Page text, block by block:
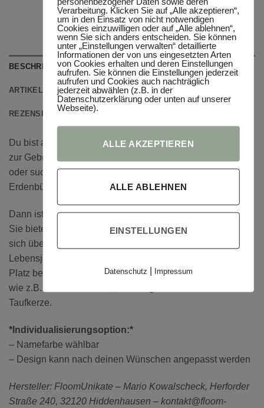
BESCHREIBUNG
ARTIKELINFORMATIONEN
REZENSIONEN (0)
Du bist auf der Suche nach einen einzigartigen Geschenk
zur Geburt
oder suchst ein schöne Erinnerungskiste für einen kleinen
Erdenbürger?
Dann ist diese Kiste aus Fichtenholz genau das Richtige!
Sie bietet Platz für ganz besondere Erinnerungsstücke, die
sich über die ersten
Lebensjahre ansammeln und einen ganz besonderen
Platz benötigen,
wie z.B. Ultraschallbilder, Kleidungsstücke oder die
Taufkerze.
*Individualisierungsoption:*
– Namefarbe wählbar
– Design kann nach deinen Wünschen angepasst werden
Hersteller: FloomUnikate – Mario Kowalscheck, Herforder
Straße 240, 32120 Hiddenhausen – kontakt@floom-
Verarbeitung. Klicken Sie auf „Alle akzeptieren“,
um in den Einsatz von nicht notwendigen
Cookies einzuwilligen oder auf „Alle ablehnen“,
wenn Sie sich anders entscheiden. Sie können
unter „Einstellungen verwalten“ detaillierte
Informationen der von uns eingesetzten Arten
von Cookies erhalten und deren Einstellungen
aufrufen. Sie können die Einstellungen jederzeit
aufrufen und Cookies auch nachträglich
jederzeit abwählen (z.B. in der
Datenschutzerklärung oder unten auf unserer
Webseite).
ALLE AKZEPTIEREN
ALLE ABLEHNEN
EINSTELLUNGEN
Datenschutz Impressum